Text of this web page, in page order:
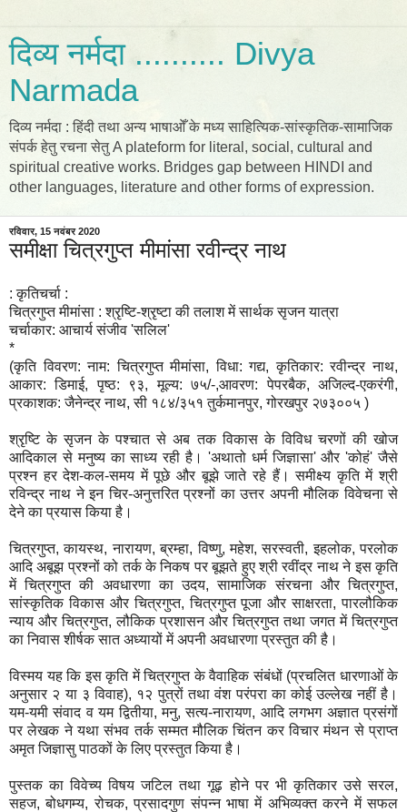
दिव्य नर्मदा .......... Divya
Narmada
दिव्य नर्मदा : हिंदी तथा अन्य भाषाओँ के मध्य साहित्यिक-सांस्कृतिक-सामाजिक
संपर्क हेतु रचना सेतु A plateform for literal, social, cultural and
spiritual creative works. Bridges gap between HINDI and
other languages, literature and other forms of expression.
रविवार, 15 नवंबर 2020
समीक्षा चित्रगुप्त मीमांसा रवीन्द्र नाथ
: कृतिचर्चा :
चित्रगुप्त मीमांसा : श्रृष्टि-श्रृष्टा की तलाश में सार्थक सृजन यात्रा
चर्चाकार: आचार्य संजीव 'सलिल'
*
(कृति विवरण: नाम: चित्रगुप्त मीमांसा, विधा: गद्य, कृतिकार: रवीन्द्र नाथ,
आकार: डिमाई, पृष्ठ: ९३, मूल्य: ७५/-,आवरण: पेपरबैक, अजिल्द-एकरंगी,
प्रकाशक: जैनेन्द्र नाथ, सी १८४/३५१ तुर्कमानपुर, गोरखपुर २७३००५ )
श्रृष्टि के सृजन के पश्चात से अब तक विकास के विविध चरणों की खोज
आदिकाल से मनुष्य का साध्य रही है। 'अथातो धर्म जिज्ञासा' और 'कोहं' जैसे
प्रश्न हर देश-कल-समय में पूछे और बूझे जाते रहे हैं। समीक्ष्य कृति में श्री
रविन्द्र नाथ ने इन चिर-अनुत्तरित प्रश्नों का उत्तर अपनी मौलिक विवेचना से
देने का प्रयास किया है।
चित्रगुप्त, कायस्थ, नारायण, ब्रम्हा, विष्णु, महेश, सरस्वती, इहलोक, परलोक
आदि अबूझ प्रश्नों को तर्क के निकष पर बूझते हुए श्री रवींद्र नाथ ने इस कृति
में चित्रगुप्त की अवधारणा का उदय, सामाजिक संरचना और चित्रगुप्त,
सांस्कृतिक विकास और चित्रगुप्त, चित्रगुप्त पूजा और साक्षरता, पारलौकिक
न्याय और चित्रगुप्त, लौकिक प्रशासन और चित्रगुप्त तथा जगत में चित्रगुप्त
का निवास शीर्षक सात अध्यायों में अपनी अवधारणा प्रस्तुत की है।
विस्मय यह कि इस कृति में चित्रगुप्त के वैवाहिक संबंधों (प्रचलित धारणाओं के
अनुसार २ या ३ विवाह), १२ पुत्रों तथा वंश परंपरा का कोई उल्लेख नहीं है।
यम-यमी संवाद व यम द्वितीया, मनु, सत्य-नारायण, आदि लगभग अज्ञात प्रसंगों
पर लेखक ने यथा संभव तर्क सम्मत मौलिक चिंतन कर विचार मंथन से प्राप्त
अमृत जिज्ञासु पाठकों के लिए प्रस्तुत किया है।
पुस्तक का विवेच्य विषय जटिल तथा गूढ़ होने पर भी कृतिकार उसे सरल,
सहज, बोधगम्य, रोचक, प्रसादगुण संपन्न भाषा में अभिव्यक्त करने में सफल